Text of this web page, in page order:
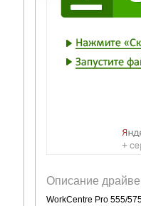
Описание
WorkCentre Pro 555/